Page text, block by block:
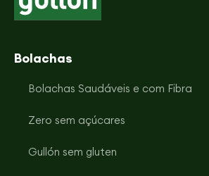
Bolachas
Bolachas Saudáveis e com Fibra
Zero sem açúcares
Gullón sem gluten